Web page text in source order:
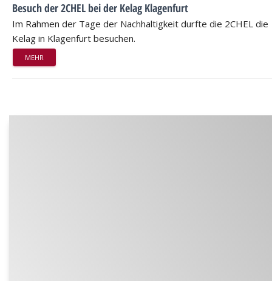
Besuch der 2CHEL bei der Kelag Klagenfurt
Im Rahmen der Tage der Nachhaltigkeit durfte die 2CHEL die
Kelag in Klagenfurt besuchen.
MEHR